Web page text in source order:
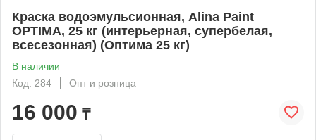
Краска водоэмульсионная, Alina Paint
OPTIMA, 25 кг (интерьерная, супербелая,
всесезонная) (Оптима 25 кг)
В наличии
Код: 284
Опт и розница
16 000 ₸